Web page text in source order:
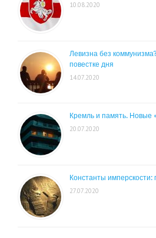
10.08.2020
Левизна без
повестке дня
14.07.2020
Кремль и память. Новые
20.07.2020
Константы имперскости:
27.07.2020